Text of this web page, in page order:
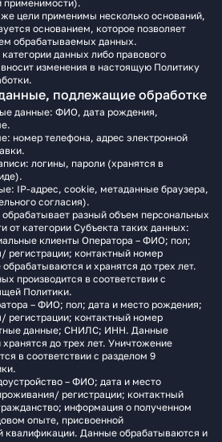
применимости).
же цели применимы несколько оснований,
основанием, которое позволяет
обрабатываемых данных.
данных либо правового
изменения в настоящую Политику
подлежащие обработке
данные: ФИО, дата рождения,
номер телефона, адрес электронной
логины, пароли (хранятся в
IP-адрес, cookie, метаданные браузера,
согласия).
разный объем персональных
от категории Субъекта таких данных:
клиенты Оператора – ФИО; пол;
регистрации; контактный номер
и хранятся до трех лет.
производится в соответствии с
Политики.
– ФИО; пол; дата и место рождения;
регистрации; контактный номер
данные; СНИЛС; ИНН. Данные
до трех лет. Уничтожение
в соответствии с разделом 9
– ФИО; дата и место
регистрации; контактный
информация о полученном
опыте, присвоенной
квалификации. Данные обрабатываются и